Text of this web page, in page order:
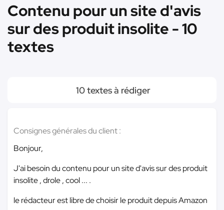
Contenu pour un site d'avis
sur des produit insolite - 10
textes
10 textes à rédiger
Consignes générales du client :
Bonjour,
J'ai besoin du contenu pour un site d'avis sur des produit
insolite , drole , cool ... .
le rédacteur est libre de choisir le produit depuis Amazon